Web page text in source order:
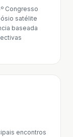
Congresso
satélite
baseada
encontros